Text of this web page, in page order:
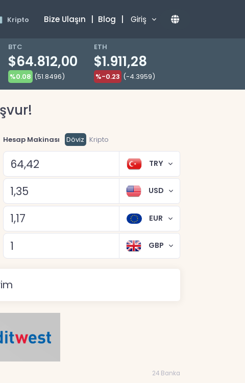
Kripto Bize Ulaşın | Blog | Giriş
BTC
$64.812,00
%0.08 (51.8496)
ETH
$1.911,28
%-0.23 (-4.3959)
Hesap Makinası Döviz Kripto
TRY
USD
EUR
GBP
24 Banka